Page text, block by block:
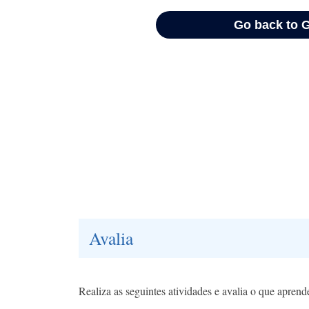
Avalia
Realiza as seguintes atividades e avalia o que